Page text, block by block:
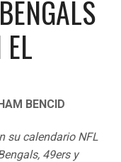
BENCID
su calendario NFL
49ers y